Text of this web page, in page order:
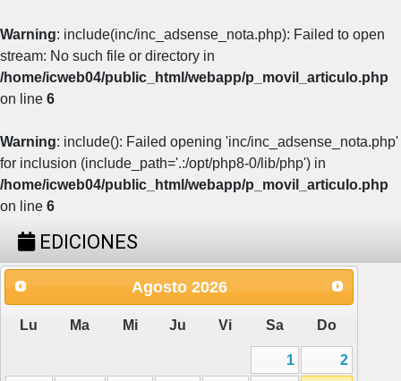
Warning: include(inc/inc_adsense_nota.php): Failed to open
stream: No such file or directory in
/home/icweb04/public_html/webapp/p_movil_articulo.php
on line 6
Warning: include(): Failed opening 'inc/inc_adsense_nota.php'
for inclusion (include_path='.:/opt/php8-0/lib/php') in
/home/icweb04/public_html/webapp/p_movil_articulo.php
on line 6
EDICIONES
Agosto 2026
Lu Ma Mi Ju Vi Sa Do
1
2